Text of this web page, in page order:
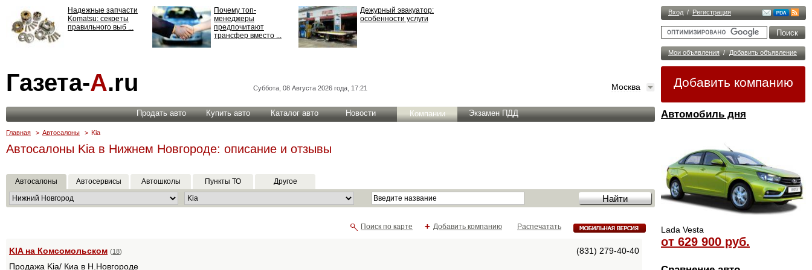
Вход / Регистрация
Мои объявления / Добавить объявление
Добавить компанию
Автомобиль дня
Lada Vesta
от 629 900 руб.
Надежные запчасти
Komatsu: секреты
правильного выб ...
Почему топ-
менеджеры
предпочитают
трансфер вместо ...
Дежурный эвакуатор:
особенности услуги
ответственности: все,
что нужно знать ...
Газета-А.ru Суббота, 08 Августа 2026 года, 17:21 Москва
Продать авто Купить авто Каталог авто Новости Компании Экзамен ПДД
Главная > Автосалоны > Kia
Автосалоны Kia в Нижнем Новгороде: описание и отзывы
Автосалоны Автосервисы Автошколы Пункты ТО Другое
Распечатать
+ Добавить компанию
Поиск по карте
KIA на Комсомольском (18)
(831) 279-40-40
Продажа Kia/ Киа в Н.Новгороде